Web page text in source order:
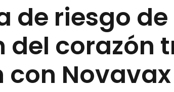
de riesgo de
corazón
Novavax